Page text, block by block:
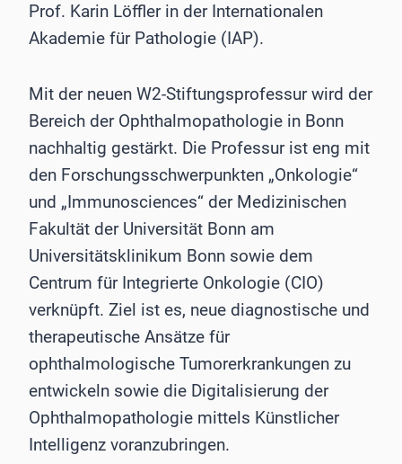
Prof. Karin Löffler in der Internationalen
Akademie für Pathologie (IAP).
Mit der neuen W2-Stiftungsprofessur wird der
Bereich der Ophthalmopathologie in Bonn
nachhaltig gestärkt. Die Professur ist eng mit
den Forschungsschwerpunkten „Onkologie“
und „Immunosciences“ der Medizinischen
Fakultät der Universität Bonn am
Universitätsklinikum Bonn sowie dem
Centrum für Integrierte Onkologie (CIO)
verknüpft. Ziel ist es, neue diagnostische und
therapeutische Ansätze für
ophthalmologische Tumorerkrankungen zu
entwickeln sowie die Digitalisierung der
Ophthalmopathologie mittels Künstlicher
Intelligenz voranzubringen.